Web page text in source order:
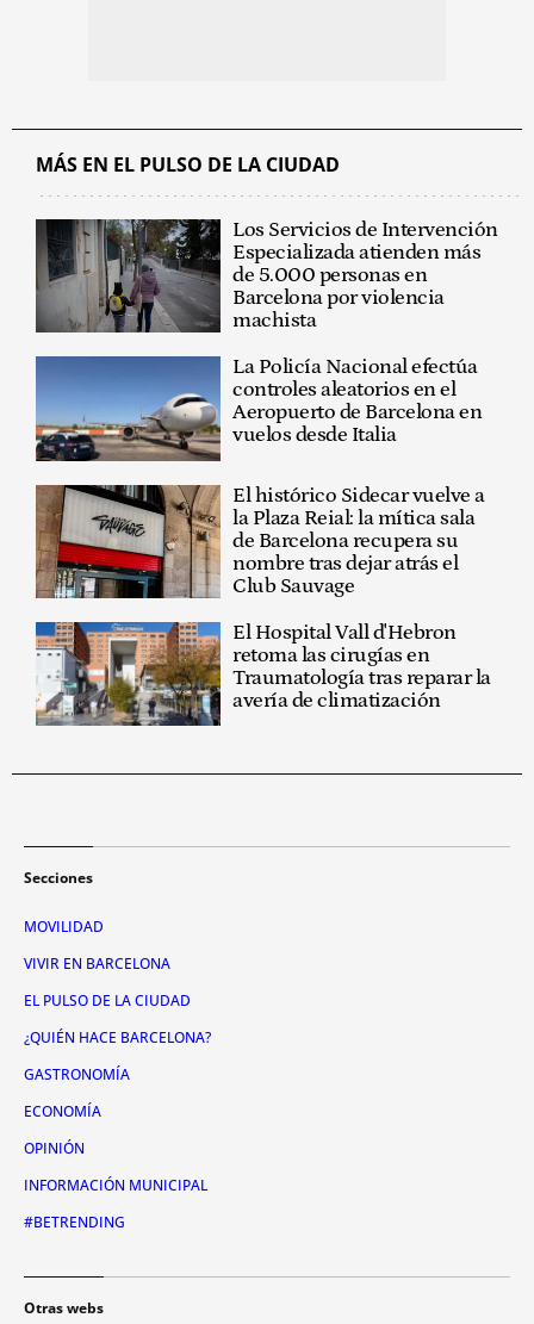
MÁS EN EL PULSO DE LA CIUDAD
Los Servicios de Intervención
Especializada atienden más
de 5.000 personas en
Barcelona por violencia
machista
La Policía Nacional efectúa
controles aleatorios en el
Aeropuerto de Barcelona en
vuelos desde Italia
El histórico Sidecar vuelve a
la Plaza Reial: la mítica sala
de Barcelona recupera su
nombre tras dejar atrás el
Club Sauvage
El Hospital Vall d'Hebron
retoma las cirugías en
Traumatología tras reparar la
avería de climatización
Secciones
MOVILIDAD
VIVIR EN BARCELONA
EL PULSO DE LA CIUDAD
¿QUIÉN HACE BARCELONA?
GASTRONOMÍA
ECONOMÍA
OPINIÓN
INFORMACIÓN MUNICIPAL
#BETRENDING
Otras webs